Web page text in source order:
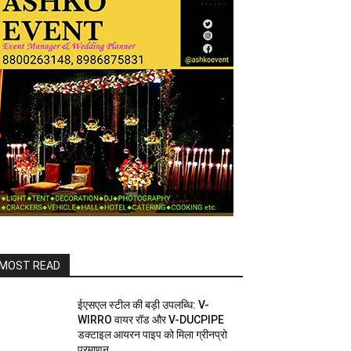
MOST READ
ईएसएल स्टील की बड़ी उपलब्धि: V-
WIRRO वायर रॉड और V-DUCPIPE
डक्टाइल आयरन पाइप को मिला ग्रीनप्रो